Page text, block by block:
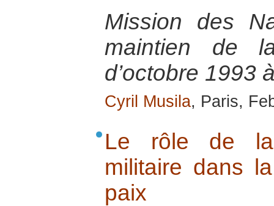
Mission des
maintien de
d’octobre 1993
Cyril Musila, Paris,
Le rôle de la
militaire dans
paix